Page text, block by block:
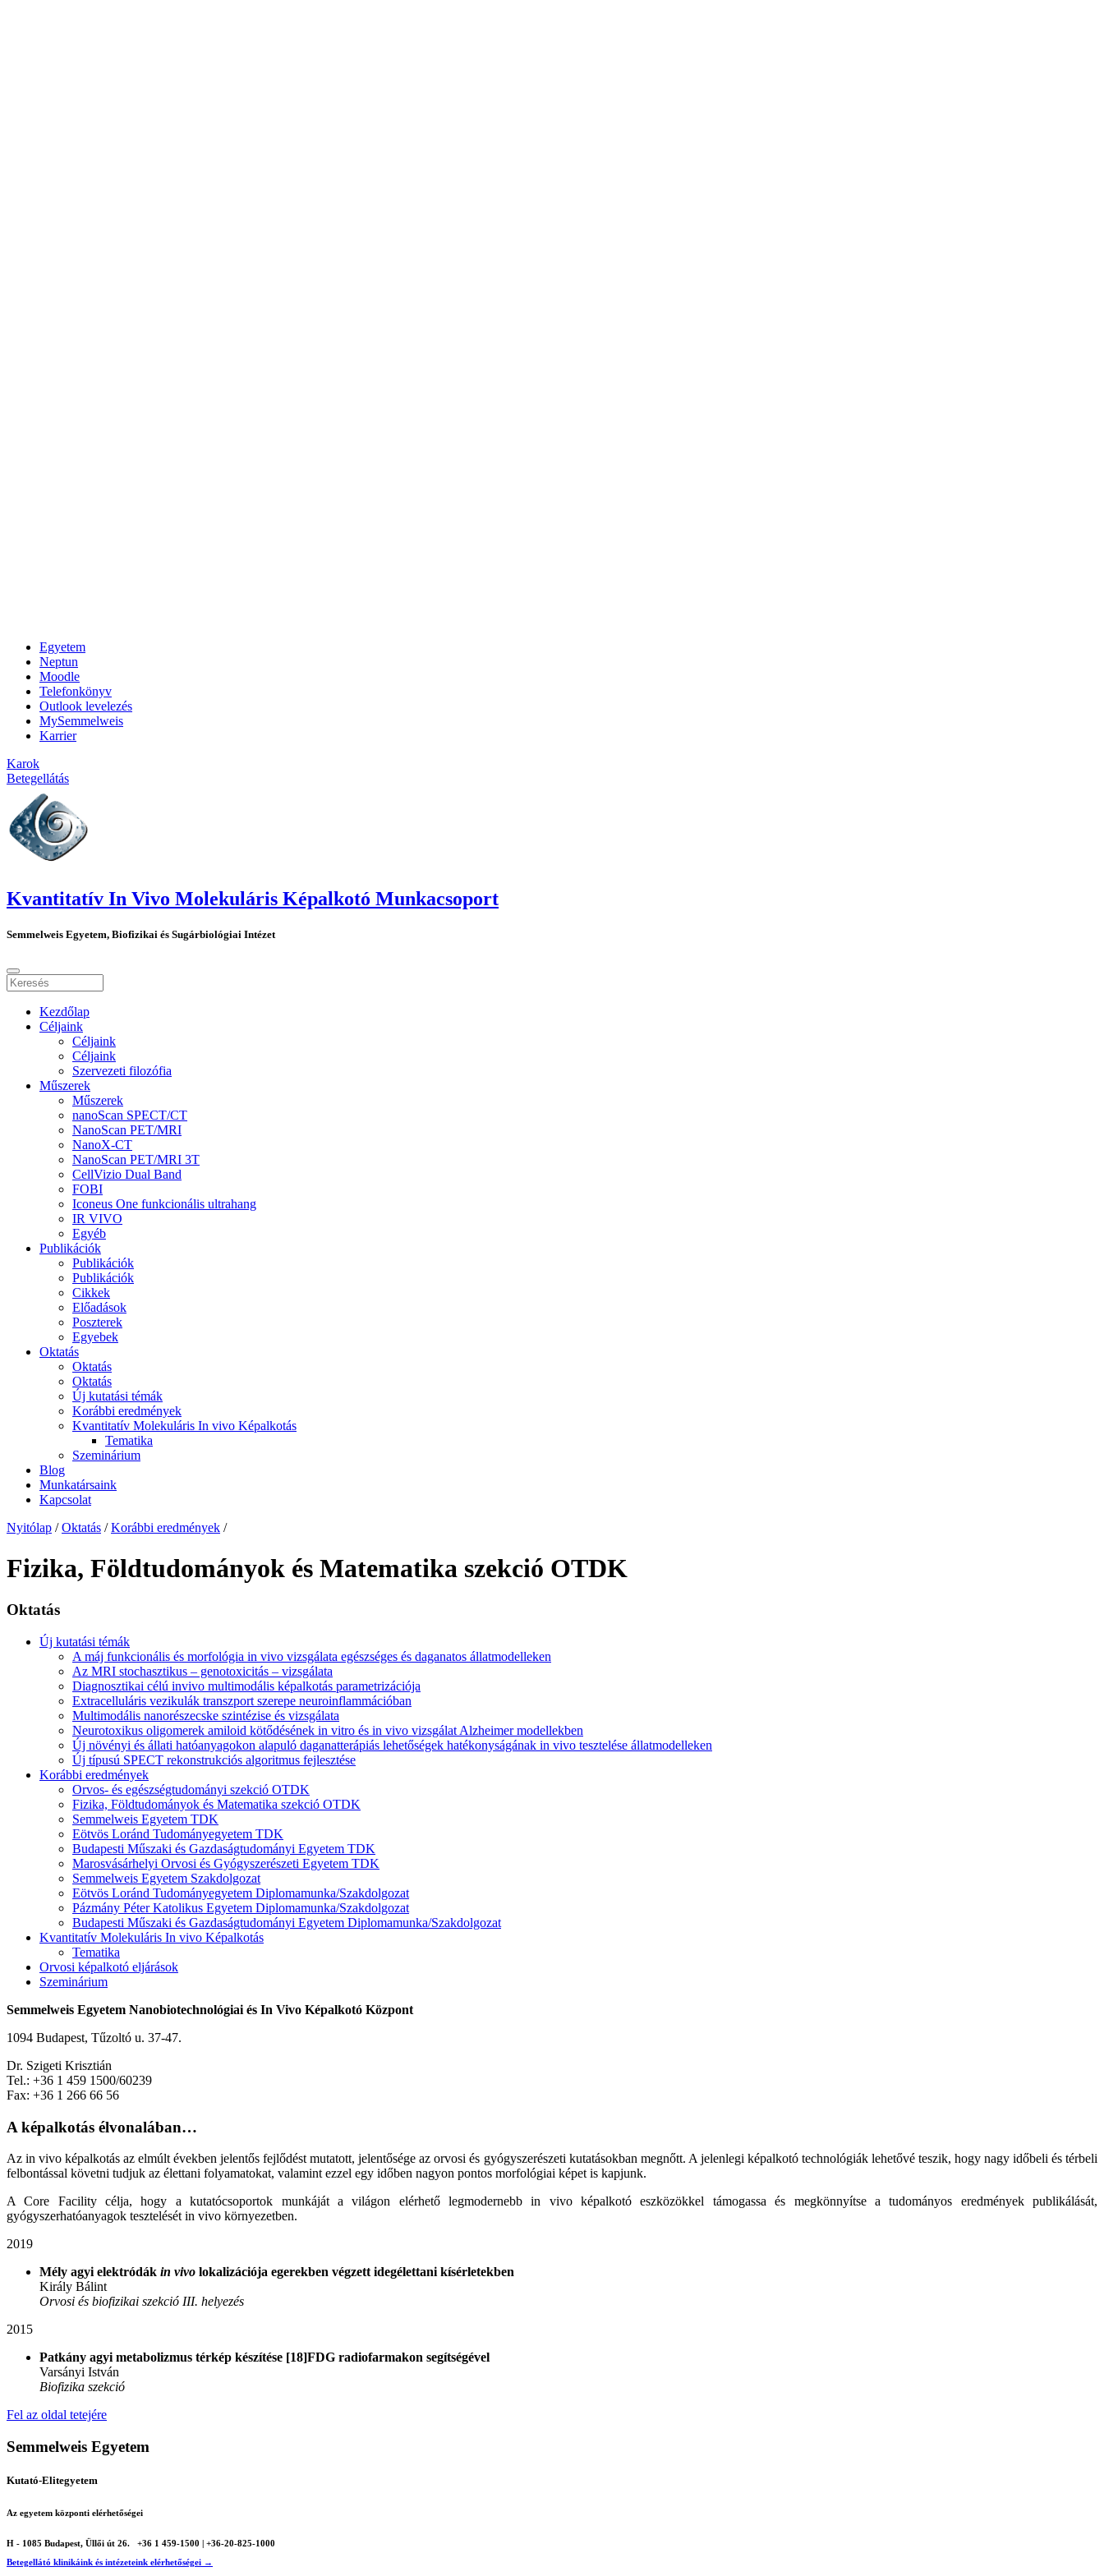
Egyetem
Neptun
Moodle
Telefonkönyv
Outlook levelezés
MySemmelweis
Karrier
Karok
Betegellátás
Kvantitatív In Vivo Molekuláris Képalkotó Munkacsoport
Semmelweis Egyetem, Biofizikai és Sugárbiológiai Intézet
Kezdőlap
Céljaink
Céljaink
Céljaink
Szervezeti filozófia
Műszerek
Műszerek
nanoScan SPECT/CT
NanoScan PET/MRI
NanoX-CT
NanoScan PET/MRI 3T
CellVizio Dual Band
FOBI
Iconeus One funkcionális ultrahang
IR VIVO
Egyéb
Publikációk
Publikációk
Publikációk
Cikkek
Előadások
Poszterek
Egyebek
Oktatás
Oktatás
Oktatás
Új kutatási témák
Korábbi eredmények
Kvantitatív Molekuláris In vivo Képalkotás
Tematika
Szeminárium
Blog
Munkatársaink
Kapcsolat
Nyitólap / Oktatás / Korábbi eredmények /
Fizika, Földtudományok és Matematika szekció OTDK
Oktatás
Új kutatási témák
A máj funkcionális és morfológia in vivo vizsgálata egészséges és daganatos állatmodelleken
Az MRI stochasztikus – genotoxicitás – vizsgálata
Diagnosztikai célú invivo multimodális képalkotás parametrizációja
Extracelluláris vezikulák transzport szerepe neuroinflammációban
Multimodális nanorészecske szintézise és vizsgálata
Neurotoxikus oligomerek amiloid kötődésének in vitro és in vivo vizsgálat Alzheimer modellekben
Új növényi és állati hatóanyagokon alapuló daganatterápiás lehetőségek hatékonyságának in vivo tesztelése állatmodelleken
Új típusú SPECT rekonstrukciós algoritmus fejlesztése
Korábbi eredmények
Orvos- és egészségtudományi szekció OTDK
Fizika, Földtudományok és Matematika szekció OTDK
Semmelweis Egyetem TDK
Eötvös Loránd Tudományegyetem TDK
Budapesti Műszaki és Gazdaságtudományi Egyetem TDK
Marosvásárhelyi Orvosi és Gyógyszerészeti Egyetem TDK
Semmelweis Egyetem Szakdolgozat
Eötvös Loránd Tudományegyetem Diplomamunka/Szakdolgozat
Pázmány Péter Katolikus Egyetem Diplomamunka/Szakdolgozat
Budapesti Műszaki és Gazdaságtudományi Egyetem Diplomamunka/Szakdolgozat
Kvantitatív Molekuláris In vivo Képalkotás
Tematika
Orvosi képalkotó eljárások
Szeminárium
Semmelweis Egyetem Nanobiotechnológiai és In Vivo Képalkotó Központ
1094 Budapest, Tűzoltó u. 37-47.
Dr. Szigeti Krisztián
Tel.: +36 1 459 1500/60239
Fax: +36 1 266 66 56
A képalkotás élvonalában…
Az in vivo képalkotás az elmúlt években jelentős fejlődést mutatott, jelentősége az orvosi és gyógyszerészeti kutatásokban megnőtt. A jelenlegi képalkotó technológiák lehetővé teszik, hogy nagy időbeli és térbeli
felbontással követni tudjuk az élettani folyamatokat, valamint ezzel egy időben nagyon pontos morfológiai képet is kapjunk.
A Core Facility célja, hogy a kutatócsoportok munkáját a világon elérhető legmodernebb in vivo képalkotó eszközökkel támogassa és megkönnyítse a tudományos eredmények publikálását,
gyógyszerhatóanyagok tesztelését in vivo környezetben.
2019
Mély agyi elektródák in vivo lokalizációja egerekben végzett idegélettani kísérletekben
Király Bálint
Orvosi és biofizikai szekció III. helyezés
2015
Patkány agyi metabolizmus térkép készítése [18]FDG radiofarmakon segítségével
Varsányi István
Biofizika szekció
Fel az oldal tetejére
Semmelweis Egyetem
Kutató-Elitegyetem
Az egyetem központi elérhetőségei
H - 1085 Budapest, Üllői út 26.
+36 1 459-1500 | +36-20-825-1000
Betegellátó klinikáink és intézeteink elérhetőségei →